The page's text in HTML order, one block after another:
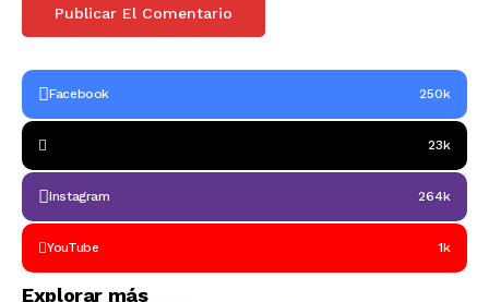
Facebook 250k
23k
Instagram 264k
YouTube 1k
Explorar más